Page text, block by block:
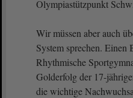
Olympiastützpunkt
Wir müssen aber auch
System sprechen. Einen
Rhythmische
Golderfolg der 17-
die wichtige